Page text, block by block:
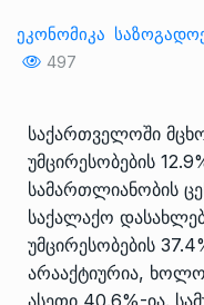
Ეკონომიკა
497
საქართველოში
უმცირესობების
სამართლიანობის
საქალაქო
უმცირესობების
არააქტიურია,
ასეთი 40.6%-ია.